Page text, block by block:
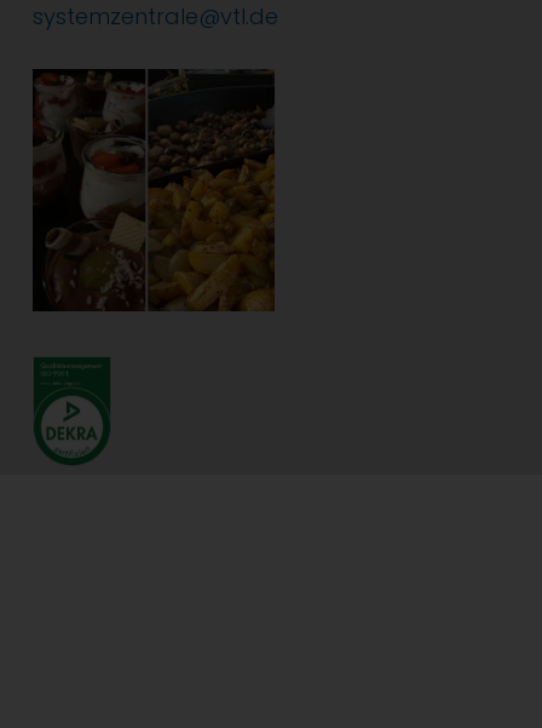
systemzentrale@vtl.de